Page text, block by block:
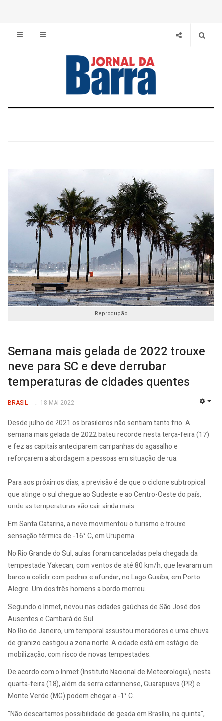
Reprodução
Semana mais gelada de 2022 trouxe
neve para SC e deve derrubar
temperaturas de cidades quentes
BRASIL 18 MAI 2022
Desde julho de 2021 os brasileiros não sentiam tanto frio. A
semana mais gelada de 2022 bateu recorde nesta terça-feira (17)
e fez as capitais anteciparem campanhas do agasalho e
reforçarem a abordagem a pessoas em situação de rua.
Para aos próximos dias, a previsão é de que o ciclone subtropical
que atinge o sul chegue ao Sudeste e ao Centro-Oeste do país,
onde as temperaturas vão cair ainda mais.
Em Santa Catarina, a neve movimentou o turismo e trouxe
sensação térmica de -16° C, em Urupema.
No Rio Grande do Sul, aulas foram canceladas pela chegada da
tempestade Yakecan, com ventos de até 80 km/h, que levaram um
barco a colidir com pedras e afundar, no Lago Guaíba, em Porto
Alegre. Um dos três homens a bordo morreu.
Segundo o Inmet, nevou nas cidades gaúchas de São José dos
Ausentes e Cambará do Sul.
No Rio de Janeiro, um temporal assustou moradores e uma chuva
de granizo castigou a zona norte. A cidade está em estágio de
mobilização, com risco de novas tempestades.
De acordo com o Inmet (Instituto Nacional de Meteorologia), nesta
quarta-feira (18), além da serra catarinense, Guarapuava (PR) e
Monte Verde (MG) podem chegar a -1° C.
"Não descartamos possibilidade de geada em Brasília, na quinta",